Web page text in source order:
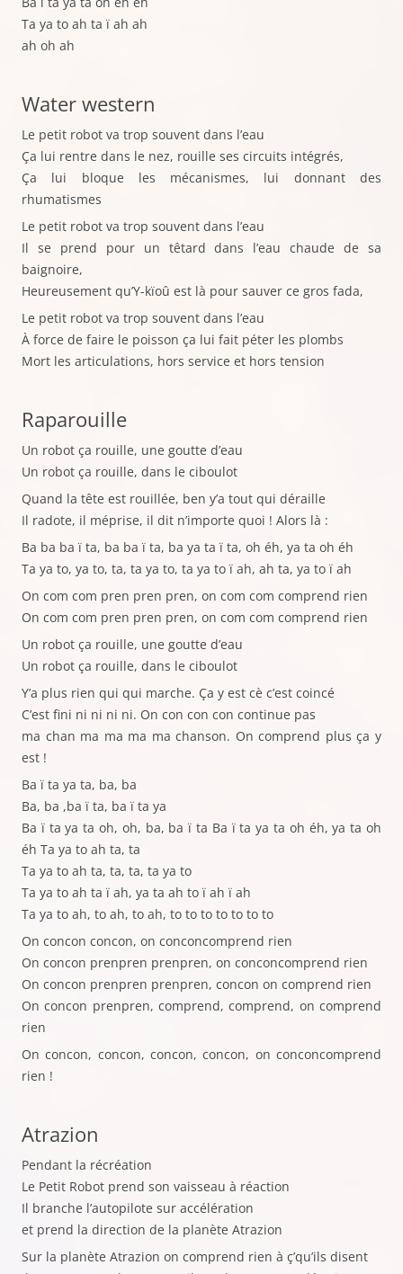
Ta ya to ah ta ï ah ah
ah oh ah
Water western
Le petit robot va trop souvent dans l’eau
Ça lui rentre dans le nez, rouille ses circuits intégrés,
Ça lui bloque les mécanismes, lui donnant des
rhumatismes
Le petit robot va trop souvent dans l’eau
Il se prend pour un têtard dans l’eau chaude de sa
baignoire,
Heureusement qu’Y-kïoû est là pour sauver ce gros fada,
Le petit robot va trop souvent dans l’eau
À force de faire le poisson ça lui fait péter les plombs
Mort les articulations, hors service et hors tension
Raparouille
Un robot ça rouille, une goutte d’eau
Un robot ça rouille, dans le ciboulot
Quand la tête est rouillée, ben y’a tout qui déraille
Il radote, il méprise, il dit n’importe quoi ! Alors là :
Ba ba ba ï ta, ba ba ï ta, ba ya ta ï ta, oh éh, ya ta oh éh
Ta ya to, ya to, ta, ta ya to, ta ya to ï ah, ah ta, ya to ï ah
On com com pren pren pren, on com com comprend rien
On com com pren pren pren, on com com comprend rien
Un robot ça rouille, une goutte d’eau
Un robot ça rouille, dans le ciboulot
Y’a plus rien qui qui marche. Ça y est cè c’est coincé
C’est fini ni ni ni ni. On con con con continue pas
ma chan ma ma ma ma chanson. On comprend plus ça y
est !
Ba ï ta ya ta, ba, ba
Ba, ba ,ba ï ta, ba ï ta ya
Ba ï ta ya ta oh, oh, ba, ba ï ta Ba ï ta ya ta oh éh, ya ta oh
éh Ta ya to ah ta, ta
Ta ya to ah ta, ta, ta, ta ya to
Ta ya to ah ta ï ah, ya ta ah to ï ah ï ah
Ta ya to ah, to ah, to ah, to to to to to to to
On concon concon, on conconcomprend rien
On concon prenpren prenpren, on conconcomprend rien
On concon prenpren prenpren, concon on comprend rien
On concon prenpren, comprend, comprend, on comprend
rien
On concon, concon, concon, concon, on conconcomprend
rien !
Atrazion
Pendant la récréation
Le Petit Robot prend son vaisseau à réaction
Il branche l’autopilote sur accélération
et prend la direction de la planète Atrazion
Sur la planète Atrazion on comprend rien à ç’qu’ils disent